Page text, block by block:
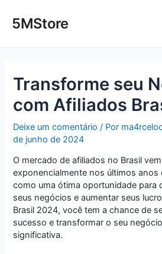
para5MStore
Transforme seu
com Afiliados
Deixe um comentário / Por
de junho de 2024
O mercado de afiliados no Brasil
exponencialmente nos últimos anos
como uma ótima oportunidade para
seus negócios e aumentar seus
Brasil 2024, você tem a chance de
sucesso e transformar o seu
significativa.
navigation